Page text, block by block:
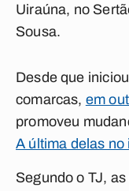
Uiraúna, no
Sousa.
Desde que
comarcas, em
promoveu
A última delas no
Segundo o TJ,